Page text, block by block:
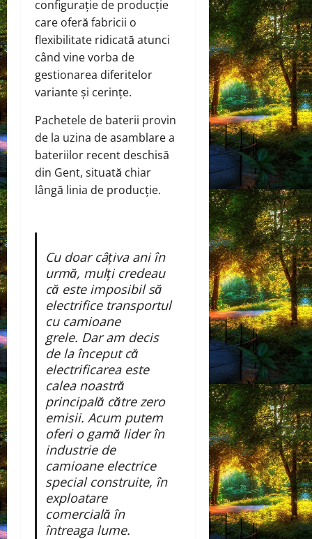
configurație de producție
care oferă fabricii o
flexibilitate ridicată atunci
când vine vorba de
gestionarea diferitelor
variante și cerințe.
Pachetele de baterii provin
de la uzina de asamblare a
bateriilor recent deschisă
din Gent, situată chiar
lângă linia de producție.
Cu doar câțiva ani în
urmă, mulți credeau
că este imposibil să
electrifice transportul
cu camioane
grele. Dar am decis
de la început că
electrificarea este
calea noastră
principală către zero
emisii. Acum putem
oferi o gamă lider în
industrie de
camioane electrice
special construite, în
exploatare
comercială în
întreaga lume.